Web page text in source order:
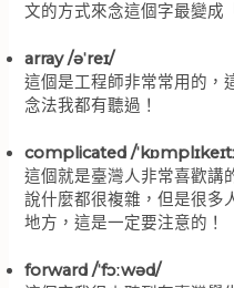
文的方式來念這個字最變成
array /əˈreɪ/
這個是工程師非常常用的，
念法我都有聽過！
complicated /
這個就是臺灣人非常喜歡講
說什麼都很複雜，但是很多
地方，這是一定要注意的！
forward /ˈfɔːwəd/